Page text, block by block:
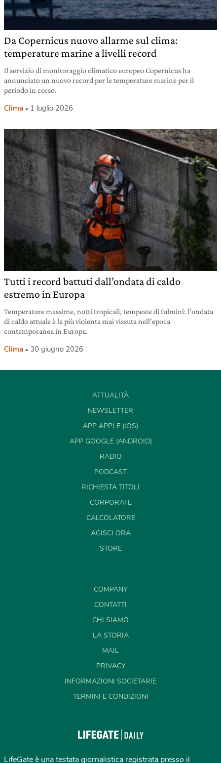
Da Copernicus nuovo allarme sul clima:
temperature marine a livelli record
Il servizio di monitoraggio climatico europeo Copernicus ha
annunciato un nuovo record per le temperature marine per il
periodo in corso.
Clima 1 luglio 2026
Tutti i record battuti dall’ondata di caldo
estremo in Europa
Temperature massime, notti tropicali, tempeste di fulmini: l’ondata
di caldo attuale è la più violenta mai vissuta nell’epoca
contemporanea in Europa.
Clima 30 giugno 2026
ATTUALITÀ
NEWSLETTER
APP APPLE (IOS)
APP GOOGLE (ANDROID)
RADIO
PODCAST
RICHIESTA TITOLI
CORPORATE
CALCOLATORE
AGISCI ORA
STORE
COMPANY
CONTATTI
CHI SIAMO
LA STORIA
MAIL
PRIVACY
INFORMAZIONI SOCIETARIE
TERMINI E CONDIZIONI
LifeGate è una testata giornalistica registrata presso il